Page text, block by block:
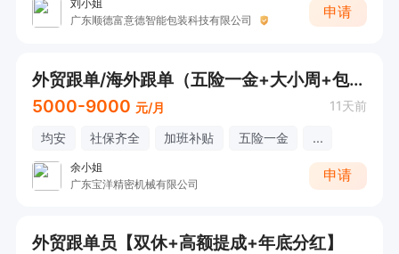
刘小姐
广东顺德富意德智能包装科技有限公司
申请
外贸跟单/海外跟单（五险一金+大小周+包食宿）接受应届
5000-9000 元/月 11天前
均安 社保齐全 加班补贴 五险一金 ...
余小姐
广东宝洋精密机械有限公司
申请
外贸跟单员【双休+高额提成+年底分红】